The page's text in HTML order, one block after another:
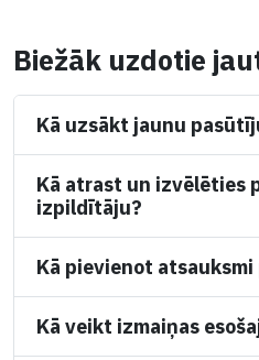
Biežāk uzdotie
Kā uzsākt jaunu
Kā atrast un izvēlēties
izpildītāju?
Kā pievienot
Kā veikt izmaiņas